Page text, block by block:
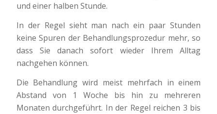
und einer halben Stunde.
In der Regel sieht man nach ein paar Stunden
keine Spuren der Behandlungsprozedur mehr, so
dass Sie danach sofort wieder Ihrem Alltag
nachgehen können.
Die Behandlung wird meist mehrfach in einem
Abstand von 1 Woche bis hin zu mehreren
Monaten durchgeführt. In der Regel reichen 3 bis